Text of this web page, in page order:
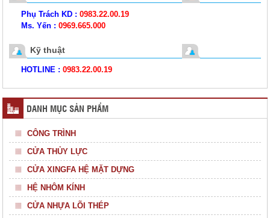
Phụ Trách KD :0983.22.00.19
Ms. Yến :0969.665.000
Kỹ thuật
HOTLINE :0983.22.00.19
DANH MỤC SẢN PHẨM
CÔNG TRÌNH
CỬA THỦY LỰC
CỬA XINGFA HỆ MẶT DỰNG
HỆ NHÔM KÍNH
CỬA NHỰA LÕI THÉP